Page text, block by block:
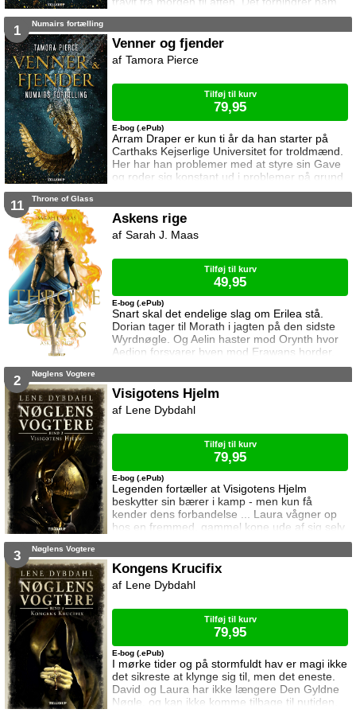
dog ikke i at komme i vanskeligheder, og
gladiatorer der skaber dem. Dette er historien
om Arram Draper, senere kendt som Numair
Salmalin, og hvordan han blev en af de største
1 Numairs fortælling
Venner og fjender
Arram Draper er kun ti år da han starter på
Carthaks Kejserlige Universitet for troldmænd.
Her har han problemer med at styre sin Gave
og roder sig konstant ud i problemer på grund
af sin nysgerrige natur. Hans store evner og
for ham at finde venner, men efter et uheld
med magi i sin klasse møder han Varissa og
Ozorne. Det bliver starten på et fantastisk
E-bog (.ePub)
Tamora Pierce
Tilføj til kurv
79,95
11 Throne of Glass
Askens rige
Snart skal det endelige slag om Erilea stå.
Dorian tager til Morath i jagten på den sidste
Wyrdnøgle. Og Aelin haster mod Orynth hvor
Aedion forsvarer byen mod Erawans horder.
Heldigvis er han ikke alene. Men kan deres
mod Erawans rædsler?
E-bog (.ePub)
Sarah J. Maas
Tilføj til kurv
49,95
2 Nøglens Vogtere
Visigotens Hjelm
Legenden fortæller at Visigotens Hjelm
beskytter sin bærer i kamp - men kun få
kender dens forbandelse ... Laura vågner op
hos en fremmed, gammel kone ude af sig selv
af fortvivlelse. Men hvordan er hun havnet der
tyrefægtning? Laura ved at hun må finde
Visigotens Hjelm, hvis hun skal befri
forældrene fra sultanens fangenskab. Og i
smukke prins Ahmed,
E-bog (.ePub)
Lene Dybdahl
Tilføj til kurv
79,95
3 Nøglens Vogtere
Kongens Krucifix
I mørke tider og på stormfuldt hav er magi ikke
det sikreste at klynge sig til, men det eneste.
David og Laura har ikke længere Den Gyldne
Nøgle, og kan ikke komme tilbage til nutiden.
E-bog (.ePub)
Lene Dybdahl
Tilføj til kurv
79,95